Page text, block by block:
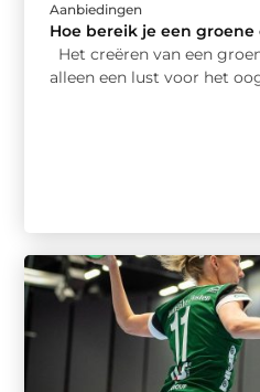
Aanbiedingen
Hoe bereik je een
Het creëren van een
alleen een lust voor het